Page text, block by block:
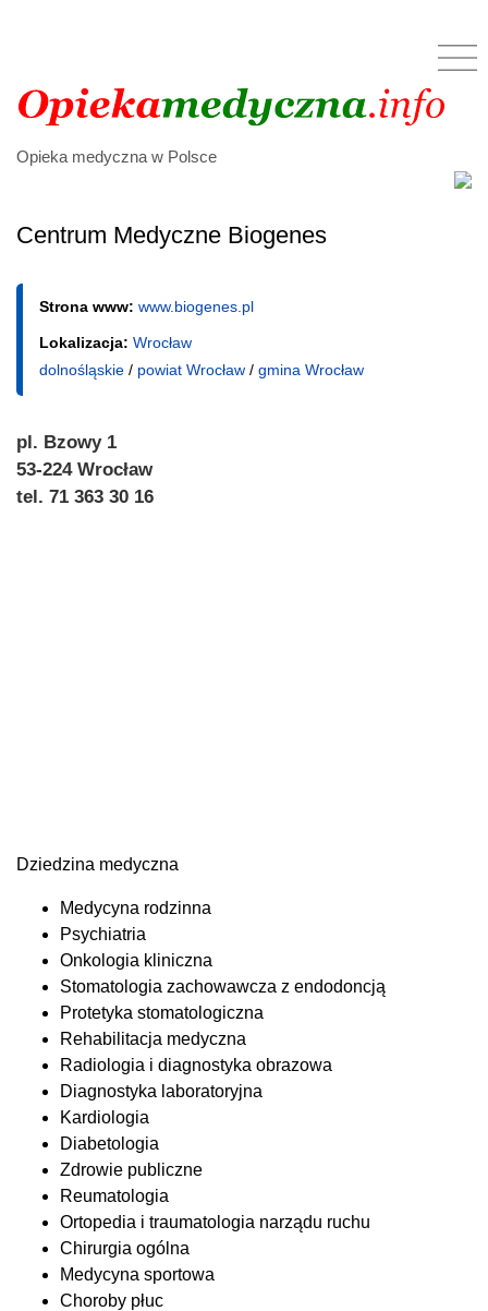
Opieka medyczna w Polsce
Centrum Medyczne Biogenes
Strona www: www.biogenes.pl
Lokalizacja: Wrocław
dolnośląskie / powiat Wrocław / gmina Wrocław
pl. Bzowy 1
53-224 Wrocław
tel. 71 363 30 16
Dziedzina medyczna
Medycyna rodzinna
Psychiatria
Onkologia kliniczna
Stomatologia zachowawcza z endodoncją
Protetyka stomatologiczna
Rehabilitacja medyczna
Radiologia i diagnostyka obrazowa
Diagnostyka laboratoryjna
Kardiologia
Diabetologia
Zdrowie publiczne
Reumatologia
Ortopedia i traumatologia narządu ruchu
Chirurgia ogólna
Medycyna sportowa
Choroby płuc